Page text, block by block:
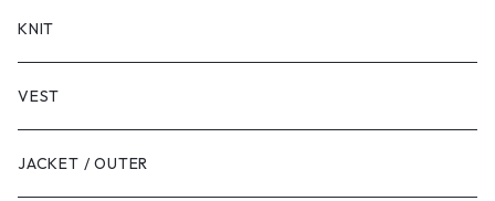
LONG SLEEVE
KNIT
VEST
JACKET / OUTER